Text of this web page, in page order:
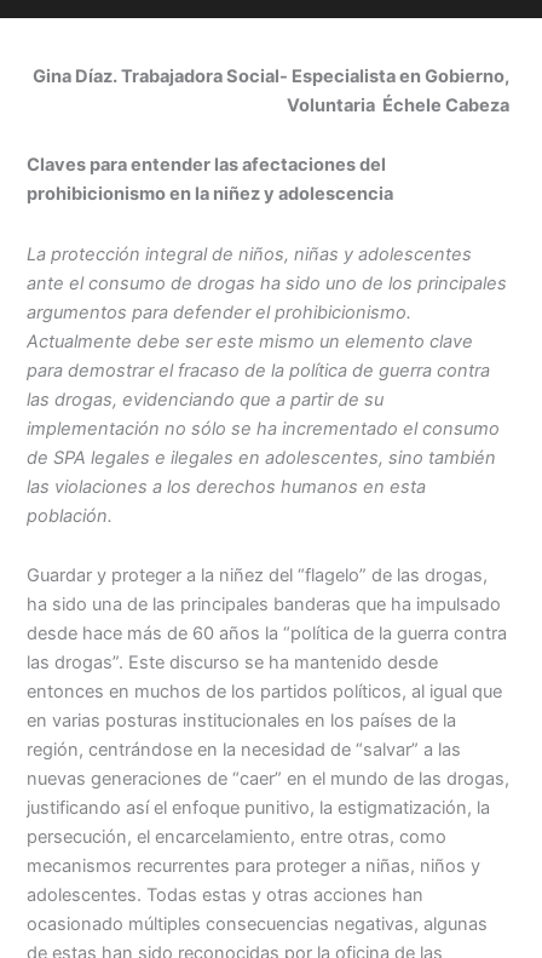
Gina Díaz.Trabajadora Social- Especialista en Gobierno,
Voluntaria Échele Cabeza
Claves para entender las afectaciones del
prohibicionismo en la niñez y adolescencia
La protección integral de niños, niñas y adolescentes
ante el consumo de drogas ha sido uno de los principales
argumentos para defender el prohibicionismo.
Actualmente debe ser este mismo un elemento clave
para demostrar el fracaso de la política de guerra contra
las drogas, evidenciando que a partir de su
implementación no sólo se ha incrementado el consumo
de SPA legales e ilegales en adolescentes, sino también
las violaciones a los derechos humanos en esta
población.
Guardar y proteger a la niñez del “flagelo” de las drogas,
ha sido una de las principales banderas que ha impulsado
desde hace más de 60 años la “política de la guerra contra
las drogas”. Este discurso se ha mantenido desde
entonces en muchos de los partidos políticos, al igual que
en varias posturas institucionales en los países de la
región, centrándose en la necesidad de “salvar” a las
nuevas generaciones de “caer” en el mundo de las drogas,
justificando así el enfoque punitivo, la estigmatización, la
persecución, el encarcelamiento, entre otras, como
mecanismos recurrentes para proteger a niñas, niños y
adolescentes. Todas estas y otras acciones han
ocasionado múltiples consecuencias negativas, algunas
de estas han sido reconocidas por la oficina de las